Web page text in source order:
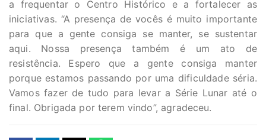
a frequentar o Centro Histórico e a fortalecer as
iniciativas. “A presença de vocês é muito importante
para que a gente consiga se manter, se sustentar
aqui. Nossa presença também é um ato de
resistência. Espero que a gente consiga manter
porque estamos passando por uma dificuldade séria.
Vamos fazer de tudo para levar a Série Lunar até o
final. Obrigada por terem vindo”, agradeceu.